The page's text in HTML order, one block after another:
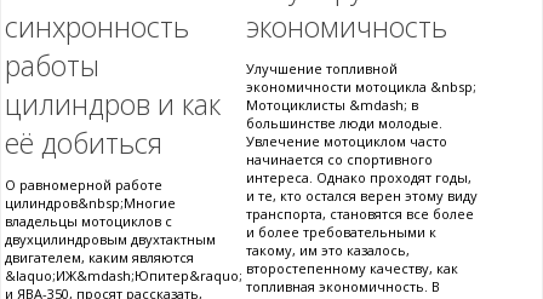
синхронность
работы
цилиндров и как
её добиться
О равномерной работе
цилиндров&nbsp;Многие
владельцы мотоциклов с
двухцилиндровым двухтактным
двигателем, каким являются
&laquo;ИЖ&mdash;Юпитер&raquo;
и ЯВА-350, просят рассказать,
экономичность
Улучшение топливной
экономичности мотоцикла &nbsp;
Мотоциклисты &mdash; в
большинстве люди молодые.
Увлечение мотоциклом часто
начинается со спортивного
интереса. Однако проходят годы,
и те, кто остался верен этому виду
транспорта, становятся все более
и более требовательными к
такому, им это казалось,
второстепенному качеству, как
топливная экономичность. В